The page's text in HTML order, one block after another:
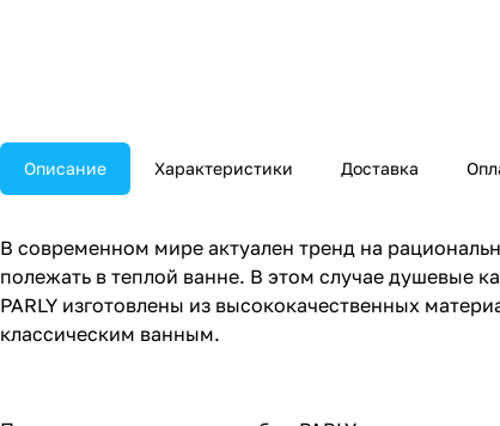
Описание Характеристики Доставка
В современном мире актуален тренд на
полежать в теплой ванне. В этом случае
PARLY изготовлены из высококачественных
классическим ванным.